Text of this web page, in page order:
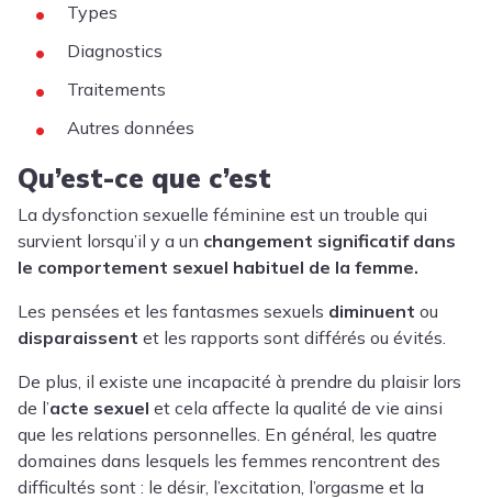
Types
Diagnostics
Traitements
Autres données
Qu’est-ce que c’est
La dysfonction sexuelle féminine est un trouble qui
survient lorsqu’il y a un changement significatif dans
le comportement sexuel habituel de la femme.
Les pensées et les fantasmes sexuels diminuent ou
disparaissent et les rapports sont différés ou évités.
De plus, il existe une incapacité à prendre du plaisir lors
de l’acte sexuel et cela affecte la qualité de vie ainsi
que les relations personnelles. En général, les quatre
domaines dans lesquels les femmes rencontrent des
difficultés sont : le désir, l’excitation, l’orgasme et la